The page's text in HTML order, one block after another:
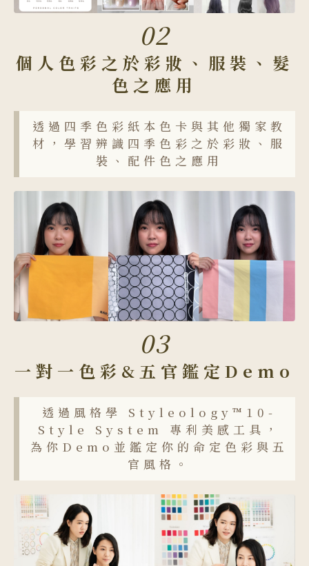
02
個人色彩之於彩妝、服裝、髮
色之應用
透過四季色彩紙本色卡與其他獨家教
材，學習辨識四季色彩之於彩妝、服
裝、配件色之應用
03
一對一色彩&五官鑑定Demo
透過風格學 Styleology™10-
Style System 專利美感工具，
為你Demo並鑑定你的命定色彩與五
官風格。